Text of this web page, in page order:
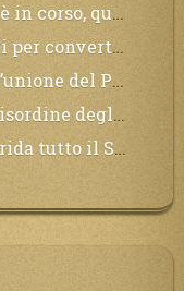
arrivare e tutta la Terra sarà oscurata.
per chi non si sarà preparato saranno dolori.
che da attendere pochissimo.
tardi, il tradimento è stato grande!
affinché si pentano e tornino a Lui: